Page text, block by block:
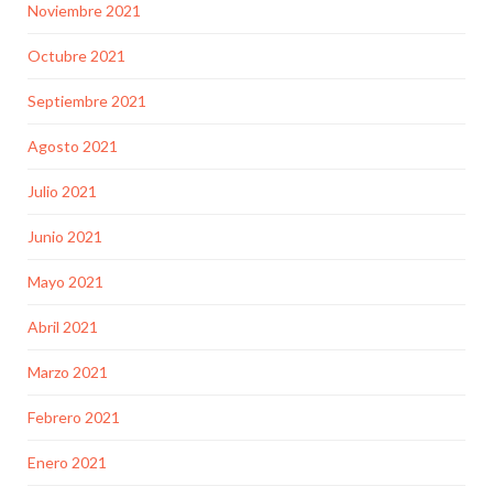
Noviembre 2021
Octubre 2021
Septiembre 2021
Agosto 2021
Julio 2021
Junio 2021
Mayo 2021
Abril 2021
Marzo 2021
Febrero 2021
Enero 2021